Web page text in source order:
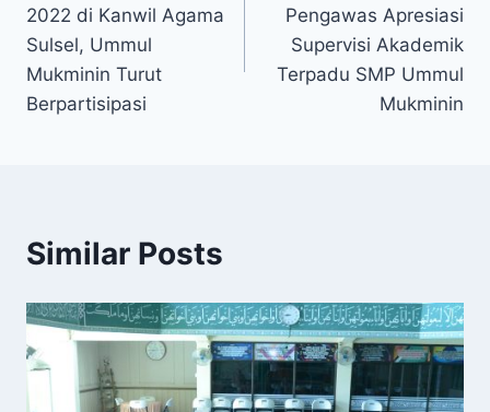
2022 di Kanwil Agama
Sulsel, Ummul
Mukminin Turut
Berpartisipasi
Pengawas Apresiasi
Supervisi Akademik
Terpadu SMP Ummul
Mukminin
Similar Posts